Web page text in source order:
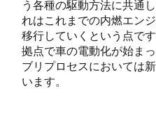
う各種の駆動方法に共通
れはこれまでの内燃エン
移行していくという点で
拠点で車の電動化が始ま
ブリプロセスにおいては
います。